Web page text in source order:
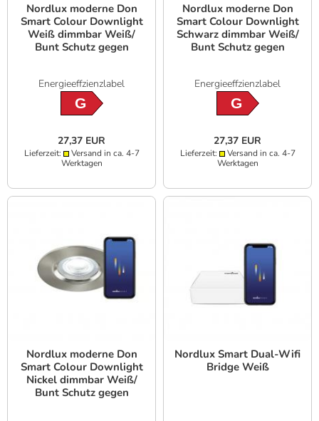
Nordlux moderne Don
Smart Colour Downlight
Weiß dimmbar Weiß/
Bunt Schutz gegen
Energieeffzienzlabel
G
27,37 EUR
Lieferzeit:
Versand in ca. 4-7
Werktagen
Nordlux moderne Don
Smart Colour Downlight
Schwarz dimmbar Weiß/
Bunt Schutz gegen
Energieeffzienzlabel
G
27,37 EUR
Lieferzeit:
Versand in ca. 4-7
Werktagen
Nordlux moderne Don
Smart Colour Downlight
Nickel dimmbar Weiß/
Bunt Schutz gegen
Nordlux Smart Dual-Wifi
Bridge Weiß